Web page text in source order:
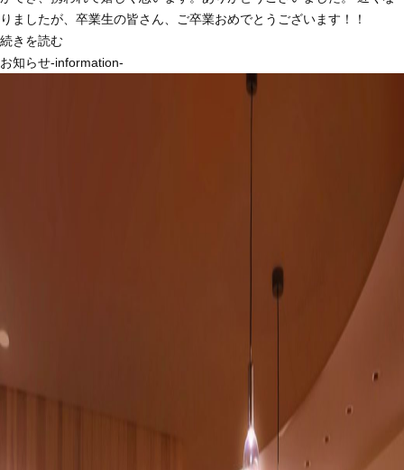
りましたが、卒業生の皆さん、ご卒業おめでとうございます！！
続きを読む
お知らせ-information-